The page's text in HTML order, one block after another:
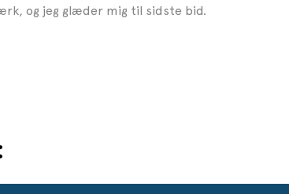
og jeg glæder mig til sidste bid.